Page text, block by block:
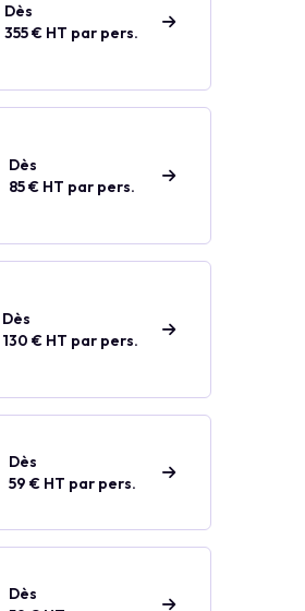
Dès
355 € HT par pers.
Dès
85 € HT par pers.
Dès
130 € HT par pers.
Dès
59 € HT par pers.
Dès